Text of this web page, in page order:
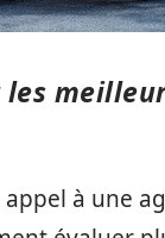
à une